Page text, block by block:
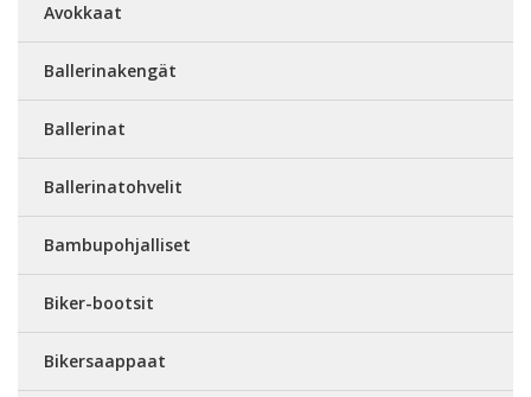
Avokkaat
Ballerinakengät
Ballerinat
Ballerinatohvelit
Bambupohjalliset
Biker-bootsit
Bikersaappaat